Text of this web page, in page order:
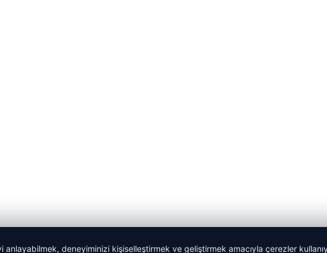
anlayabilmek, deneyiminizi kişiselleştirmek ve geliştirmek amacıyla çerezler